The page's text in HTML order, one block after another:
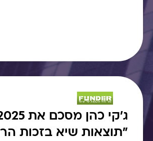
"תוצאות שיא בזכות